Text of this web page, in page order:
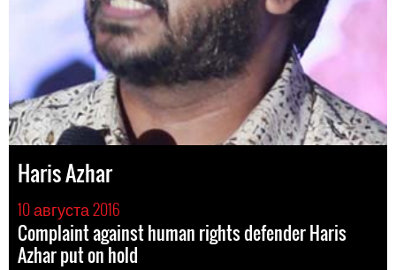
Haris Azhar
10 августа 2016
Complaint against human rights defender Haris
Azhar put on hold